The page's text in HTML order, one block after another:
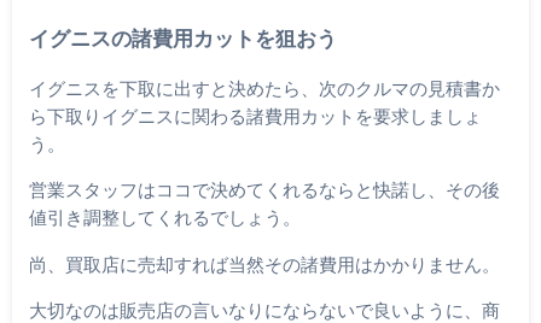
イグニスの諸費用カットを狙おう
イグニスを下取に出すと決めたら、次のクルマの見積書か
ら下取りイグニスに関わる諸費用カットを要求しましょ
う。
営業スタッフはココで決めてくれるならと快諾し、その後
値引き調整してくれるでしょう。
尚、買取店に売却すれば当然その諸費用はかかりません。
大切なのは販売店の言いなりにならないで良いように、商